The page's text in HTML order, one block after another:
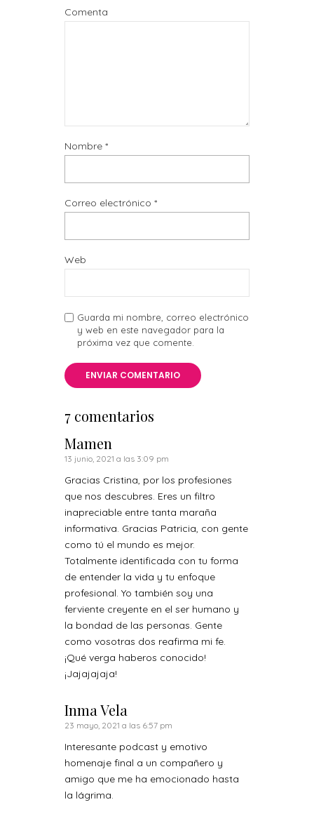
Comenta
Nombre *
Correo electrónico *
Web
Guarda mi nombre, correo electrónico
y web en este navegador para la
próxima vez que comente.
7 comentarios
Mamen
13 junio, 2021 a las 3:09 pm
Gracias Cristina, por los profesiones
que nos descubres. Eres un filtro
inapreciable entre tanta maraña
informativa. Gracias Patricia, con gente
como tú el mundo es mejor.
Totalmente identificada con tu forma
de entender la vida y tu enfoque
profesional. Yo también soy una
ferviente creyente en el ser humano y
la bondad de las personas. Gente
como vosotras dos reafirma mi fe.
¡Qué verga haberos conocido!
¡Jajajajaja!
Inma Vela
23 mayo, 2021 a las 6:57 pm
Interesante podcast y emotivo
homenaje final a un compañero y
amigo que me ha emocionado hasta
la lágrima.